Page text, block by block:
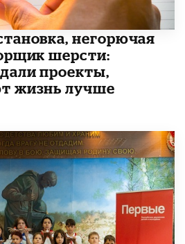
негорючая
шерсти:
проекты,
жизнь лучше